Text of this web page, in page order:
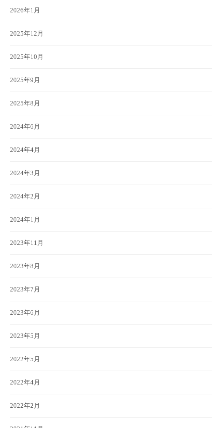
2026年1月
2025年12月
2025年10月
2025年9月
2025年8月
2024年6月
2024年4月
2024年3月
2024年2月
2024年1月
2023年11月
2023年8月
2023年7月
2023年6月
2023年5月
2022年5月
2022年4月
2022年2月